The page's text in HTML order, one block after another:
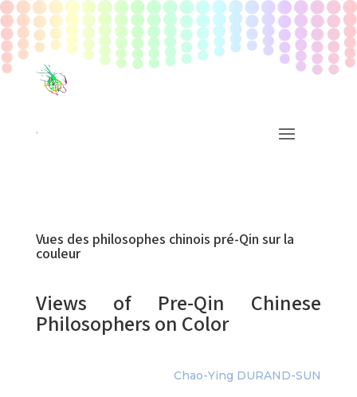
Vues des philosophes chinois pré-Qin sur la
couleur
Views of Pre-Qin Chinese
Philosophers on Color
Chao-Ying DURAND-SUN